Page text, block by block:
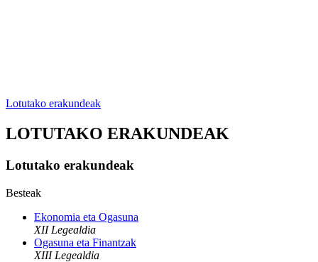
Lotutako erakundeak
LOTUTAKO ERAKUNDEAK
Lotutako erakundeak
Besteak
Ekonomia eta Ogasuna
XII Legealdia
Ogasuna eta Finantzak
XIII Legealdia